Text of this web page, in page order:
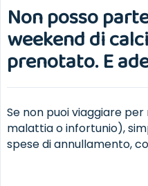
Non posso
weekend di
prenotato. E
Se non puoi viaggiare
malattia o infortunio),
spese di annullamento,